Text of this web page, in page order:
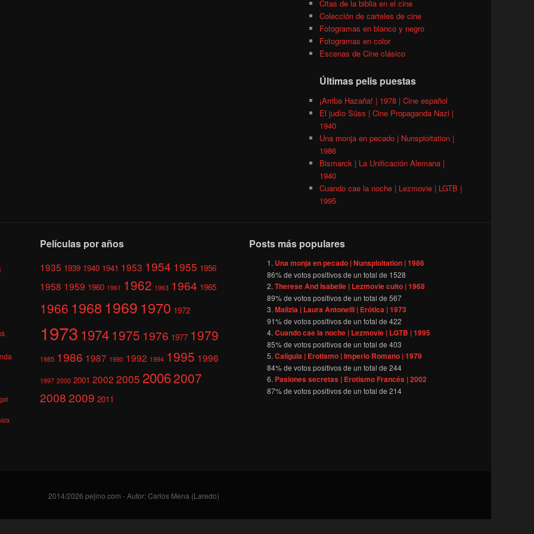
Citas de la biblia en el cine
Colección de carteles de cine
Fotogramas en blanco y negro
Fotogramas en color
Escenas de Cine clásico
Últimas pelis puestas
¡Arriba Hazaña! | 1978 | Cine español
El judío Süss | Cine Propaganda Nazi |
1940
Una monja en pecado | Nunsploitation |
1986
Bismarck | La Unificación Alemana |
1940
Cuando cae la noche | Lezmovie | LGTB |
1995
Películas por años
1935 1939 1940 1941 1953 1954 1955 1956
1958 1959 1960 1961 1962 1963 1964 1965
1966 1968 1969 1970 1972
1973 1974 1975 1976 1977 1979
1985 1986 1987 1990 1992 1994 1995 1996
1997 2000 2001 2002 2005 20062007
20082009 2011
Posts más populares
Una monja en pecado | Nunsploitation | 1986
86% de votos positivos de un total de 1528
Therese And Isabelle | Lezmovie culto | 1968
89% de votos positivos de un total de567
Malizia | Laura Antonelli | Erótica | 1973
91% de votos positivos de un total de422
Cuando cae la noche | Lezmovie | LGTB | 1995
85% de votos positivos de un total de403
Calígula | Erotismo | Imperio Romano | 1979
84% de votos positivos de un total de244
Pasiones secretas | Erotismo Francés | 2002
87% de votos positivos de un total de214
2014/2026 pejino.com - Autor: Carlos Mena (Laredo)